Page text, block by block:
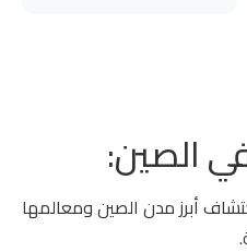
الصين:
أبرز مدن الصين ومعالمها